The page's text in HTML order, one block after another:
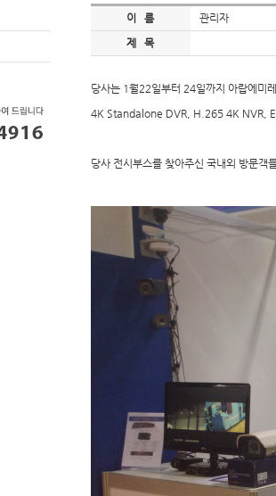
이 름
관리자
제 목
당사는 1월22일부터 24일까지 아랍에미
4K Standalone DVR, H.265 4K NVR,
당사 전시부스를 찾아주신 국내외 방문객